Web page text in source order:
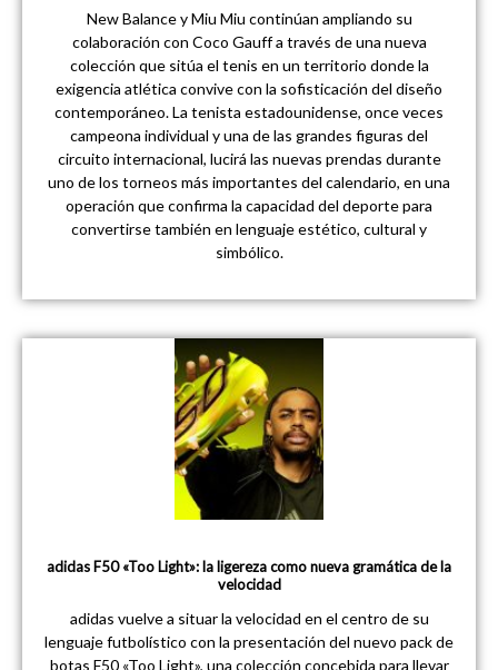
New Balance y Miu Miu continúan ampliando su
colaboración con Coco Gauff a través de una nueva
colección que sitúa el tenis en un territorio donde la
exigencia atlética convive con la sofisticación del diseño
contemporáneo. La tenista estadounidense, once veces
campeona individual y una de las grandes figuras del
circuito internacional, lucirá las nuevas prendas durante
uno de los torneos más importantes del calendario, en una
operación que confirma la capacidad del deporte para
convertirse también en lenguaje estético, cultural y
simbólico.
adidas F50 «Too Light»: la ligereza como nueva gramática de la
velocidad
adidas vuelve a situar la velocidad en el centro de su
lenguaje futbolístico con la presentación del nuevo pack de
botas F50 «Too Light», una colección concebida para llevar